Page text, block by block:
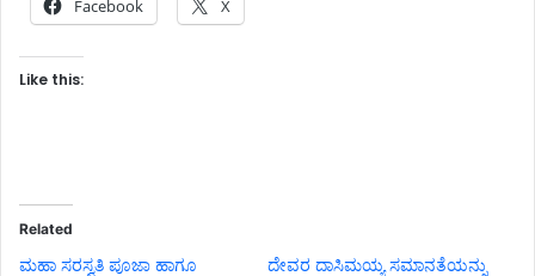
Facebook X
Like this:
Related
ಮಹಾ ಸರಸ್ವತಿ ಪೂಜಾ ಹಾಗೂ
ದೇವರ ದಾಸಿಮಯ್ಯ ಸಮಾನತೆಯನ್ನು